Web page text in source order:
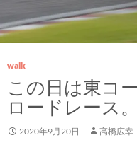
walk
この日は東コ
ロードレース。
2020年9月20日 高橋広幸